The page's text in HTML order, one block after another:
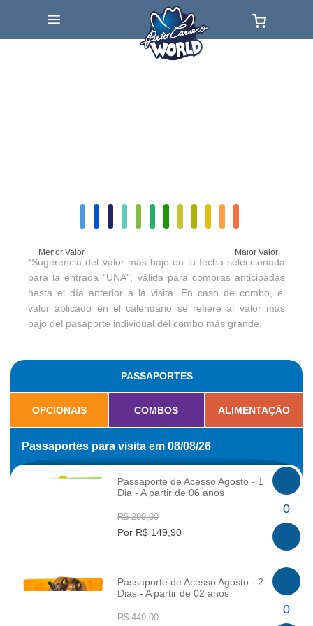
Menor Valor Maior Valor
*Sugerencia del valor más bajo en la fecha seleccionada
para la entrada "UNA", válida para compras anticipadas
hasta el día anterior a la visita. En caso de combo, el
valor aplicado en el calendario se refiere al valor más
bajo del pasaporte individual del combo más grande.
PASSAPORTES
OPCIONAIS COMBOS ALIMENTAÇÃO
Passaportes para visita em 08/08/26
Passaporte de Acesso Agosto - 1
Dia - A partir de 06 anos
R$ 299,00
Por R$ 149,90
0
Passaporte de Acesso Agosto - 2
Dias - A partir de 02 anos
R$ 449,00
0